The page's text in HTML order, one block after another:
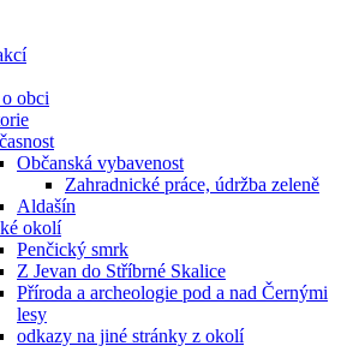
obci
Občanská vybavenost
Zahradnické práce, údržba zeleně
Aldašín
okolí
Penčický smrk
Z Jevan do Stříbrné Skalice
Příroda a archeologie pod a nad Černými
lesy
odkazy na jiné stránky z okolí